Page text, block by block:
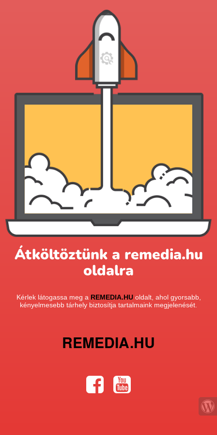
Átköltöztünk a remedia.hu
oldalra
Kérlek látogassa meg a REMEDIA.HUoldalt, ahol gyorsabb,
kényelmesebb tárhely biztosítja tartalmaink megjelenését.
REMEDIA.HU